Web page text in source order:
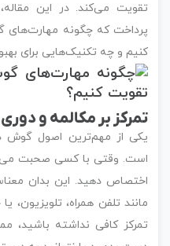
تقویت می‌کند. در این
پرداخت که چگونه مهارت‌های
کنیم و چه تکنیک‌هایی برای
تمرکز بر مکالمه و
یکی از مهم‌ترین اصول گوش
است. وقتی با کسی صحبت
اختصاص دهید. این بدان
مانند تلفن همراه، تلویزیون،
تمرکز کافی نداشته باشید،